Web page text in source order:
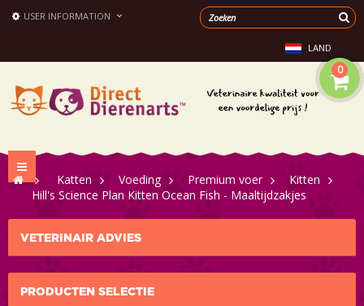
USER INFORMATION
LAND
0
Toggle
navigation
> Katten > Voeding > Premium voer >
Kitten
Hill's Science Plan Kitten Ocean Fish - Maaltijdzakjes
VETERINAIR ADVIES
PRODUCTEN SELECTIE